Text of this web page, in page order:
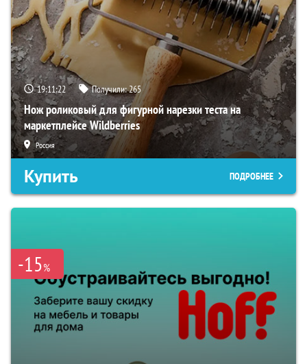
19:11:21 Получили:265
Нож роликовый для фигурной нарезки теста на
маркетплейсе Wildberries
Россия
Купить ПОДРОБНЕЕ
-15%